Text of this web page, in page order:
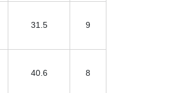
31.5 9
40.6 8